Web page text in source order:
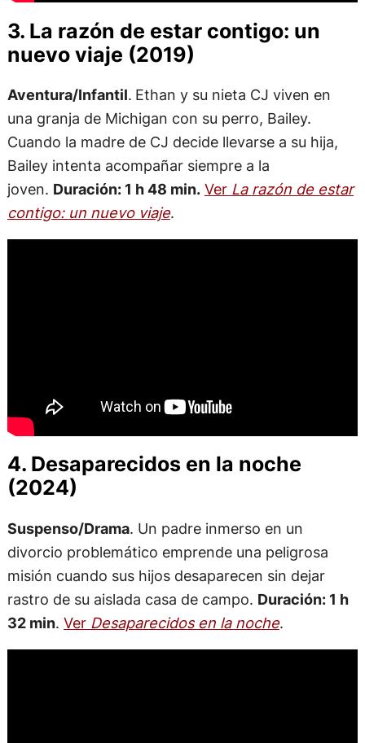
3. La razón de estar contigo: un
nuevo viaje (2019)
Aventura/Infantil. Ethan y su nieta CJ viven en
una granja de Michigan con su perro, Bailey.
Cuando la madre de CJ decide llevarse a su hija,
Bailey intenta acompañar siempre a la
joven. Duración: 1 h 48 min. Ver La razón de estar
contigo: un nuevo viaje.
4. Desaparecidos en la noche
(2024)
Suspenso/Drama. Un padre inmerso en un
divorcio problemático emprende una peligrosa
misión cuando sus hijos desaparecen sin dejar
rastro de su aislada casa de campo. Duración: 1 h
32 min. Ver Desaparecidos en la noche.